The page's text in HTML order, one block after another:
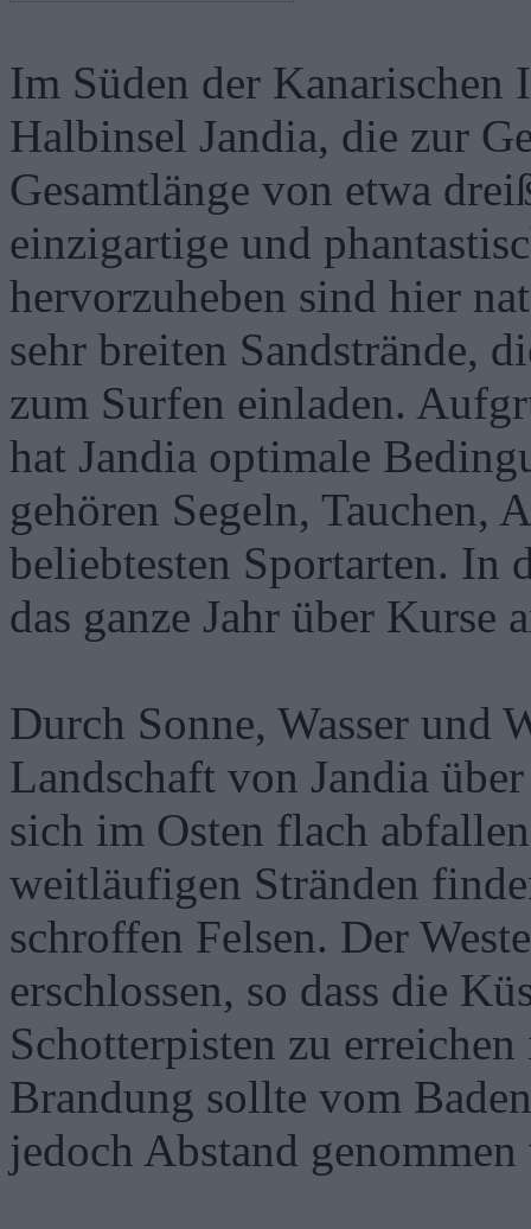
Im Süden der Kanarischen
Halbinsel Jandia, die zur
Gesamtlänge von etwa
einzigartige und
hervorzuheben sind hier
sehr breiten Sandstrände,
zum Surfen einladen.
hat Jandia optimale
gehören Segeln, Tauchen,
beliebtesten Sportarten. In
das ganze Jahr über Kurse
Durch Sonne, Wasser und
Landschaft von Jandia
sich im Osten flach
weitläufigen Stränden
schroffen Felsen. Der
erschlossen, so dass die
Schotterpisten zu
Brandung sollte vom
jedoch Abstand genommen